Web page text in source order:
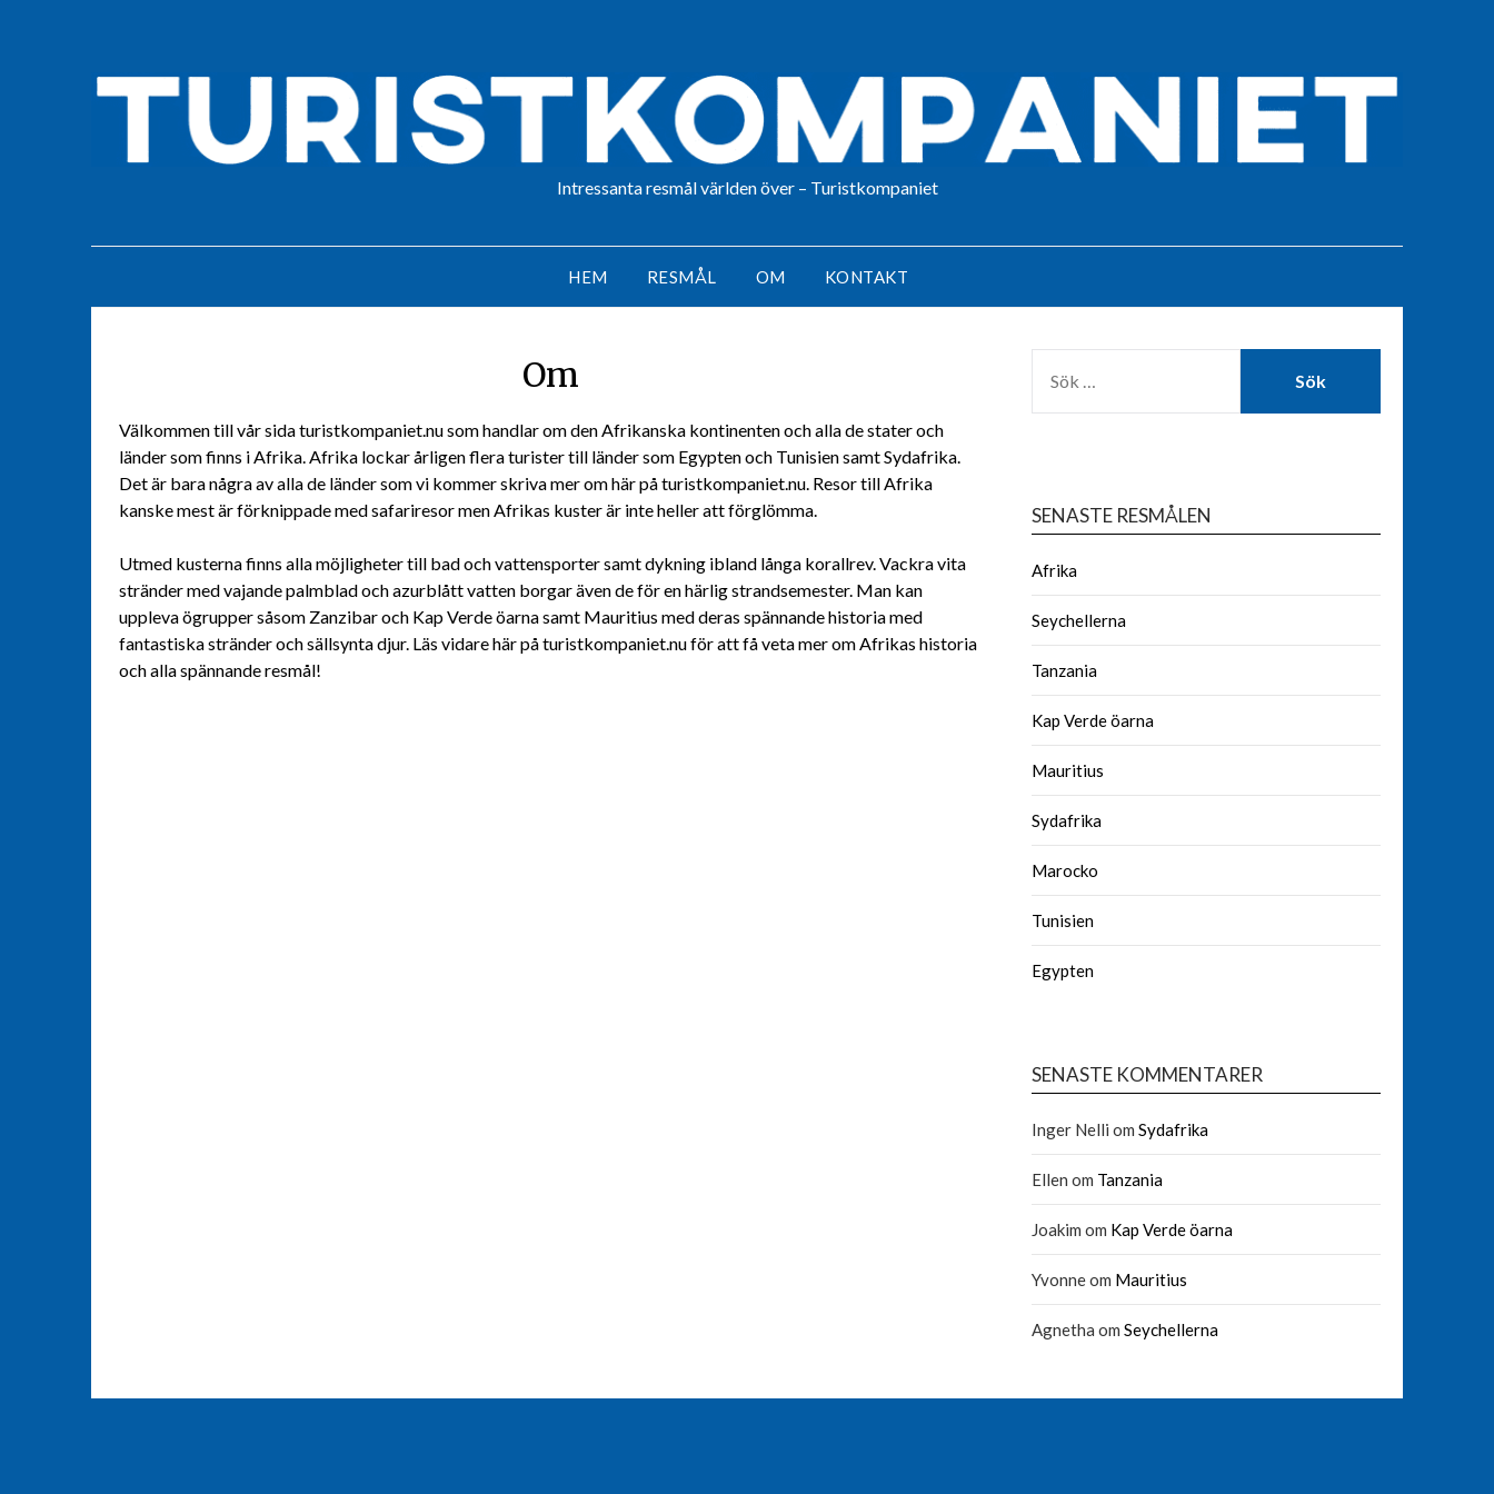
Intressanta resmål världen över – Turistkompaniet
HEM RESMÅL OM KONTAKT
Om
Välkommen till vår sida turistkompaniet.nu som handlar om den Afrikanska kontinenten och alla de stater och
länder som finns i Afrika. Afrika lockar årligen flera turister till länder som Egypten och Tunisien samt Sydafrika.
Det är bara några av alla de länder som vi kommer skriva mer om här på turistkompaniet.nu. Resor till Afrika
kanske mest är förknippade med safariresor men Afrikas kuster är inte heller att förglömma.
Utmed kusterna finns alla möjligheter till bad och vattensporter samt dykning ibland långa korallrev. Vackra vita
stränder med vajande palmblad och azurblått vatten borgar även de för en härlig strandsemester. Man kan
uppleva ögrupper såsom Zanzibar och Kap Verde öarna samt Mauritius med deras spännande historia med
fantastiska stränder och sällsynta djur. Läs vidare här på turistkompaniet.nu för att få veta mer om Afrikas historia
och alla spännande resmål!
SENASTE RESMÅLEN
Afrika
Seychellerna
Tanzania
Kap Verde öarna
Mauritius
Sydafrika
Marocko
Tunisien
Egypten
SENASTE KOMMENTARER
Inger Nelli om Sydafrika
Ellen om Tanzania
Joakim om Kap Verde öarna
Yvonneom Mauritius
Agnetha om Seychellerna